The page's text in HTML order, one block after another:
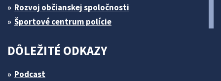
Rozvoj občianskej spoločnosti
Športové centrum polície
DÔLEŽITÉ ODKAZY
Podcast